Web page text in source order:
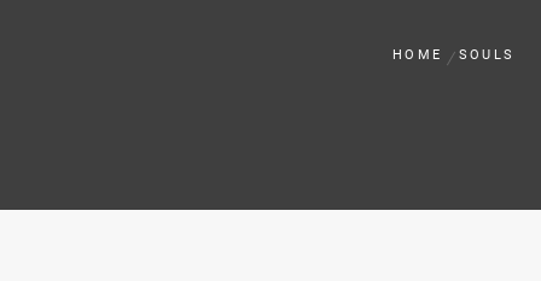
HOME SOULS